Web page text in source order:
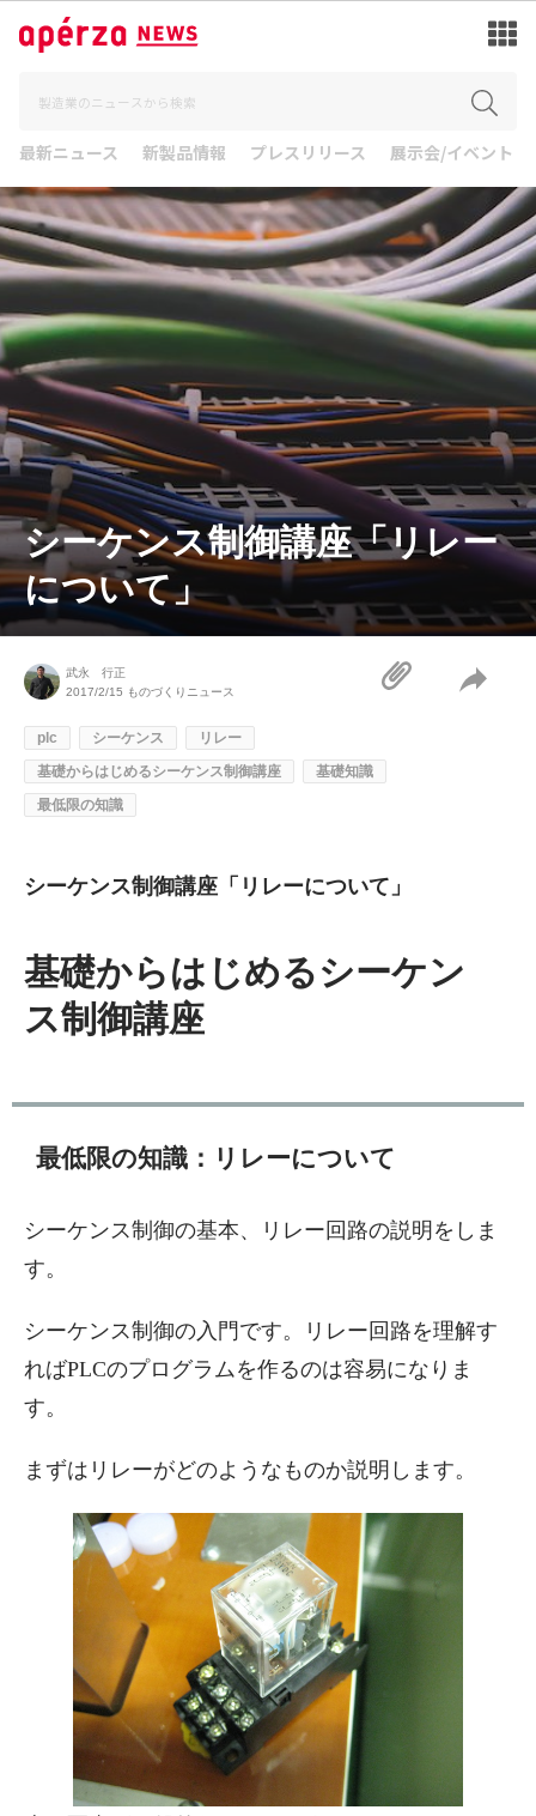
最新ニュース 新製品情報 プレスリリース 展示会/イベント
シーケンス制御講座「リレー
について」
武永 行正
2017/2/15 ものづくりニュース
plc シーケンス
リレー
基礎からはじめるシーケンス制御講座
基礎知識
最低限の知識
シーケンス制御講座「リレーについて」
基礎からはじめるシーケン
ス制御講座
最低限の知識：リレーについて
シーケンス制御の基本、リレー回路の説明をしま
す。
シーケンス制御の入門です。リレー回路を理解す
ればPLCのプログラムを作るのは容易になりま
す。
まずはリレーがどのようなものか説明します。